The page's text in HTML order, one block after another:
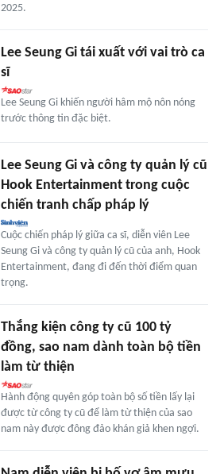
2025.
Lee Seung Gi tái xuất với vai trò ca
sĩ
Lee Seung Gi khiến người hâm mộ nôn nóng
trước thông tin đặc biệt.
Lee Seung Gi và công ty quản lý cũ
Hook Entertainment trong cuộc
chiến tranh chấp pháp lý
Cuộc chiến pháp lý giữa ca sĩ, diễn viên Lee
Seung Gi và công ty quản lý cũ của anh, Hook
Entertainment, đang đi đến thời điểm quan
trọng.
Thắng kiện công ty cũ 100 tỷ
đồng, sao nam dành toàn bộ tiền
làm từ thiện
Hành động quyên góp toàn bộ số tiền lấy lại
được từ công ty cũ để làm từ thiện của sao
nam này được đông đảo khán giả khen ngợi.